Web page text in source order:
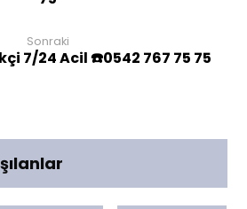
Sonraki
7/24 Acil ☎️0542 767 75 75